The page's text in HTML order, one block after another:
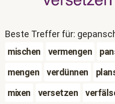
Beste Treffer für:
mischen
vermengen
mengen
verdünnen
mixen
versetzen